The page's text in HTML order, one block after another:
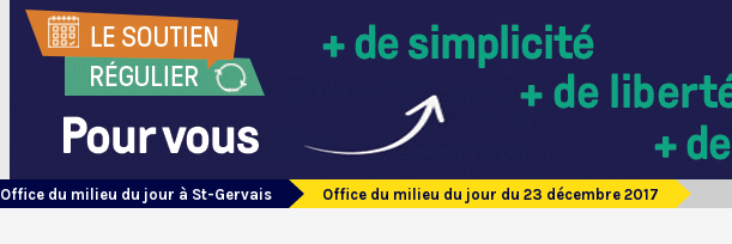
Office du milieu du jour à St-Gervais Office du milieu du jour du 23 décembre 2017